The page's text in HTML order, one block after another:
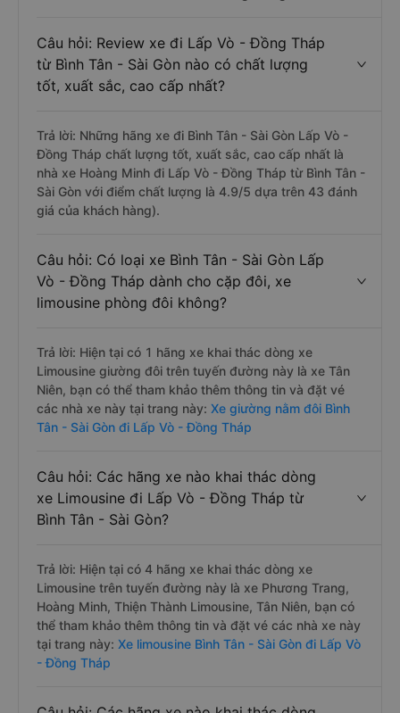
Câu hỏi: Review xe đi Lấp Vò - Đồng Tháp
từ Bình Tân - Sài Gòn nào có chất lượng
tốt, xuất sắc, cao cấp nhất?
Trả lời: Những hãng xe đi Bình Tân - Sài Gòn Lấp Vò -
Đồng Tháp chất lượng tốt, xuất sắc, cao cấp nhất là
nhà xe Hoàng Minh đi Lấp Vò - Đồng Tháp từ Bình Tân -
Sài Gòn với điểm chất lượng là 4.9/5 dựa trên 43 đánh
giá của khách hàng).
Câu hỏi: Có loại xe Bình Tân - Sài Gòn Lấp
Vò - Đồng Tháp dành cho cặp đôi, xe
limousine phòng đôi không?
Trả lời: Hiện tại có 1 hãng xe khai thác dòng xe
Limousine giường đôi trên tuyến đường này là xe Tân
Niên, bạn có thể tham khảo thêm thông tin và đặt vé
các nhà xe này tại trang này: Xe giường nằm đôi Bình
Tân - Sài Gòn đi Lấp Vò - Đồng Tháp
Câu hỏi: Các hãng xe nào khai thác dòng
xe Limousine đi Lấp Vò - Đồng Tháp từ
Bình Tân - Sài Gòn?
Trả lời: Hiện tại có 4 hãng xe khai thác dòng xe
Limousine trên tuyến đường này là xe Phương Trang,
Hoàng Minh, Thiện Thành Limousine, Tân Niên, bạn có
thể tham khảo thêm thông tin và đặt vé các nhà xe này
tại trang này: Xe limousine Bình Tân - Sài Gòn đi Lấp Vò
- Đồng Tháp